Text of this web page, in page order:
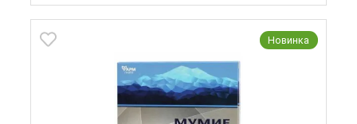
Новинка